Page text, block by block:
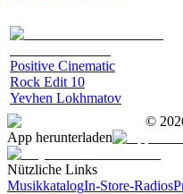
Positive Cinematic
Rock Edit 10
Yevhen Lokhmatov
©
App herunterladen
Nützliche Links
MusikkatalogIn-Store-Radios